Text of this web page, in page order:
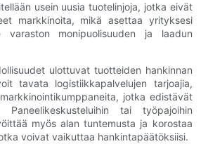
usein uusia tuotelinjoja, jotka eivät
markkinoita, mikä asettaa yrityksesi
varaston monipuolisuuden ja laadun
ulottuvat tuotteiden hankinnan
tavata logistiikkapalvelujen tarjoajia,
jotka edistävät
Paneelikeskusteluihin tai työpajoihin
myös alan tuntemusta ja korostaa
voivat vaikuttaa hankintapäätöksiisi.